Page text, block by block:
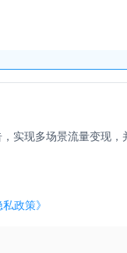
实现多场景流量变现，
私政策》